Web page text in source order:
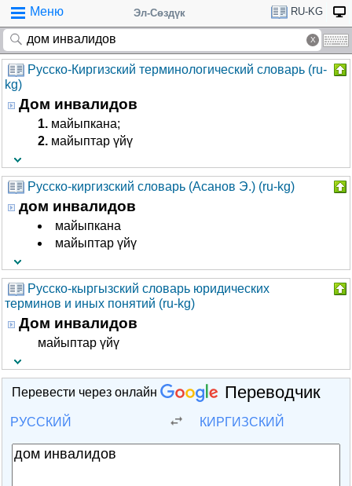
Меню Эл-Сөздүк RU-KG
Русско-Киргизский терминологический словарь (ru-
kg)
Дом инвалидов
1. майыпкана;
2. майыптар үйү
Русско-киргизский словарь (Асанов Э.) (ru-kg)
дом инвалидов
майыпкана
майыптар үйү
Русско-кыргызский словарь юридических
терминов и иных понятий (ru-kg)
Дом инвалидов
майыптар үйү
Перевести через онлайн Переводчик
РУССКИЙ КИРГИЗСКИЙ